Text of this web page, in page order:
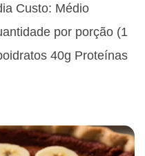
Custo: Médio
por porção (1
40g Proteínas